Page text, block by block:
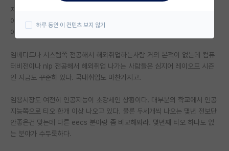
연구실(PI) 홍보 게시판
석박사 채용 정보 게시판
임용 정보 게시판
학부 인턴 게시판
취업 게시판
자기 분야밖에 모르니까 그런 이야기 하는거지 좀더 시간이 흘러서 다른 분
야 상황이 어떤지 알면 ai 하지 말란 얘기 못할거다. ai가 예전만큼 좋진 않
아도 여전히 cs 중에선 제일 상황이 좋은게 사실이다.
임베디드나 시스템쪽 전공해서 해외취업하는사람 거의 본적이 없는데 컴퓨
터비전이나 nlp 전공해서 해외취업 나가는 사람들은 심지어 레이오프 시즌
인 지금도 꾸준히 있다. 국내취업도 마찬가지고.
임용시장도 여전히 인공지능이 초강세인 상황이다. 대부분의 학교에서 인공
지능쪽으로 티오 한개 이상 나오고 있다. 물론 두세개씩 나오는 몇년 전보단
안좋은건 맞는데 다른 eecs 분야랑 좀 비교해봐라. 몇년째 티오 하나도 없
는 분야가 수두룩하다.
하루 동안 이 컨텐츠 보지 않기